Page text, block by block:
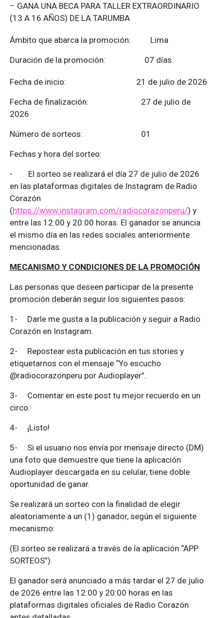
– GANA UNA BECA PARA TALLER EXTRAORDINARIO
(13 A 16 AÑOS) DE LA TARUMBA
Ámbito que abarca la promoción: Lima
Duración de la promoción: 07 días
Fecha de inicio: 21 de julio de 2026
Fecha de finalización:
27 de julio de
2026
Número de sorteos: 01
Fechas y hora del sorteo:
- El sorteo se realizará el día 27 de julio de 2026
en las plataformas digitales de Instagram de Radio
Corazón
(https://www.instagram.com/radiocorazonperu/) y
entre las 12:00 y 20:00 horas. El ganador se anuncia
el mismo día en las redes sociales anteriormente
mencionadas.
MECANISMO Y CONDICIONES DE LA PROMOCIÓN
Las personas que deseen participar de la presente
promoción deberán seguir los siguientes pasos:
1- Darle me gusta a la publicación y seguir a Radio
Corazón en Instagram.
2- Repostear esta publicación en tus stories y
etiquetarnos con el mensaje “Yo escucho
@radiocorazonperu por Audioplayer”.
3- Comentar en este post tu mejor recuerdo en un
circo.
4- ¡Listo!
5- Si el usuario nos envía por mensaje directo (DM)
una foto que demuestre que tiene la aplicación
Audioplayer descargada en su celular, tiene doble
oportunidad de ganar.
Se realizará un sorteo con la finalidad de elegir
aleatoriamente a un (1) ganador, según el siguiente
mecanismo:
(El sorteo se realizará a través de la aplicación “APP
SORTEOS”)
El ganador será anunciado a más tardar el 27 de julio
de 2026 entre las 12:00 y 20:00 horas en las
plataformas digitales oficiales de Radio Corazón